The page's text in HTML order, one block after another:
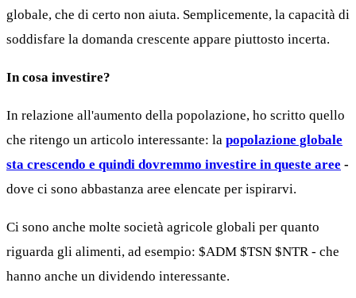
globale, che di certo non aiuta. Semplicemente, la capacità di
soddisfare la domanda crescente appare piuttosto incerta.
In cosa investire?
In relazione all'aumento della popolazione, ho scritto quello
che ritengo un articolo interessante: la popolazione globale
sta crescendo e quindi dovremmo investire in queste aree -
dove ci sono abbastanza aree elencate per ispirarvi.
Ci sono anche molte società agricole globali per quanto
riguarda gli alimenti, ad esempio: $ADM $TSN $NTR- che
hanno anche un dividendo interessante.